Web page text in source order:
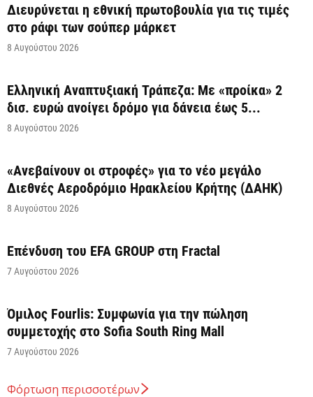
Διευρύνεται η εθνική πρωτοβουλία για τις τιμές
στο ράφι των σούπερ μάρκετ
8 Αυγούστου 2026
Ελληνική Αναπτυξιακή Τράπεζα: Με «προίκα» 2
δισ. ευρώ ανοίγει δρόμο για δάνεια έως 5...
8 Αυγούστου 2026
«Ανεβαίνουν οι στροφές» για το νέο μεγάλο
Διεθνές Αεροδρόμιο Ηρακλείου Κρήτης (ΔΑΗΚ)
8 Αυγούστου 2026
Επένδυση του EFA GROUP στη Fractal
7 Αυγούστου 2026
Όμιλος Fourlis: Συμφωνία για την πώληση
συμμετοχής στο Sofia South Ring Mall
7 Αυγούστου 2026
Φόρτωση περισσοτέρων